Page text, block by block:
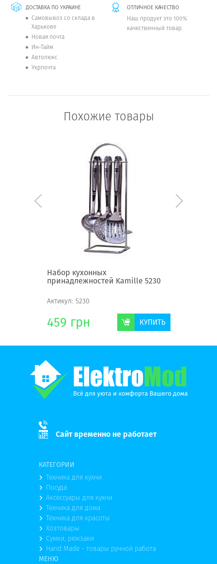
ДОСТАВКА ПО УКРАИНЕ
Самовывоз со склада в
Харькове
Новая почта
Ин-Тайм
Автолюкс
Укрпочта
ОТЛИЧНОЕ КАЧЕСТВО
Наш продукт это 100%
качественный товар.
Похожие товары
Набор кухонных
принадлежностей Kamille 5230
Актикул: 5230
459 грн КУПИТЬ
Сайт временно не работает
КАТЕГОРИИ
Техника для кухни
Посуда
Аксессуары для кухни
Техника для дома
Техника для красоты
Хозтовары
Сумки, рюкзаки
Hand Made - товары ручной работа
МЕНЮ